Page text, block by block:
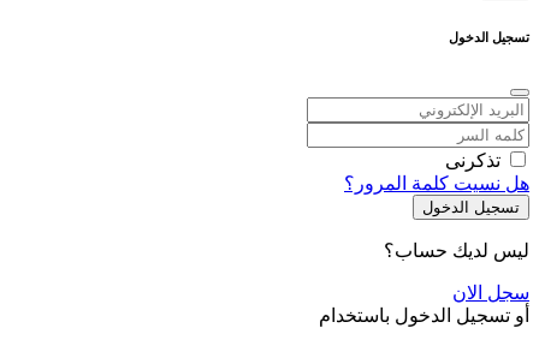
تسجيل الدخول
تذكرنى
هل نسيت كلمة المرور؟
تسجيل الدخول
ليس لديك حساب؟
سجل الان
أو تسجيل الدخول باستخدام